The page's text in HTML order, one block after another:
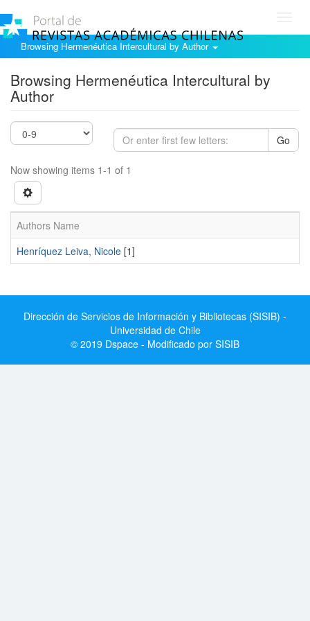
Browsing Hermenéutica Intercultural by Author
Browsing Hermenéutica Intercultural by
Author
Go
Now showing items 1-1 of 1
Authors Name
Henrí­quez Leiva, Nicole [1]
Dirección de Servicios de Información y Bibliotecas (SISIB) -
Universidad de Chile
© 2019 Dspace - Modificado por SISIB